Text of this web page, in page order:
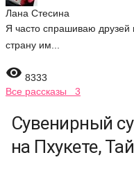
Лана Стесина
Я часто спрашиваю друзей
страну им...
 8333
Все рассказы 3
Сувенирный
на Пхукете,